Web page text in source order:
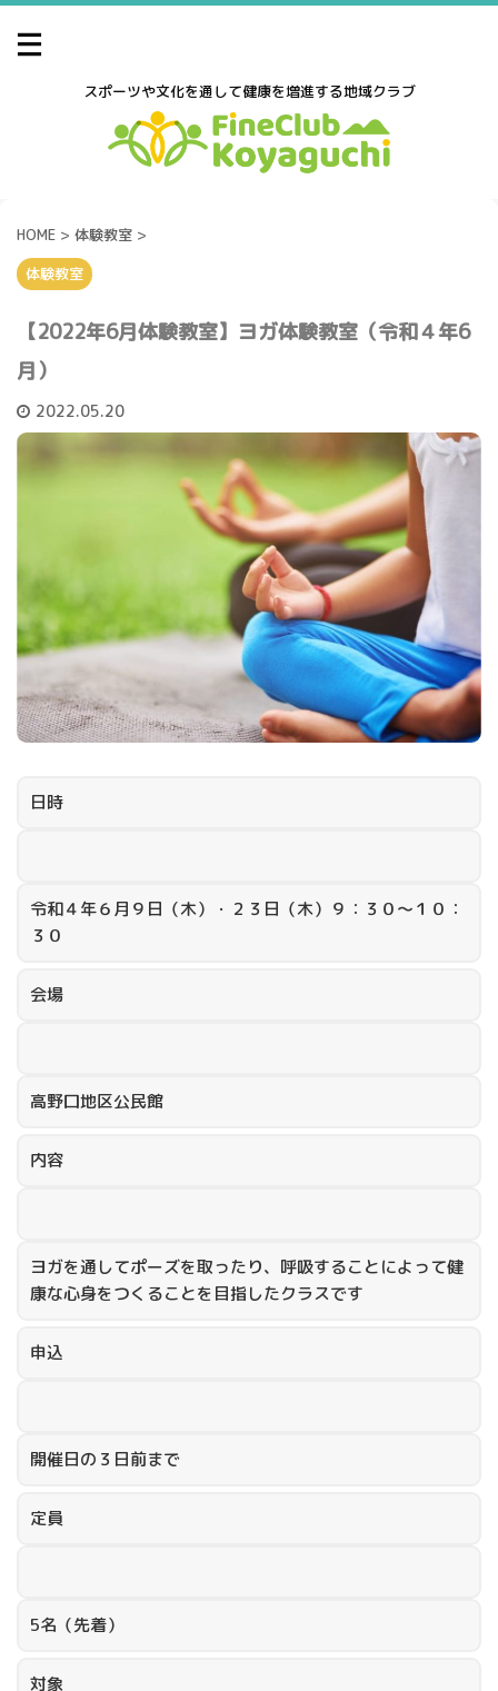
スポーツや文化を通して健康を増進する地域クラブ
HOME > 体験教室 >
体験教室
【2022年6月体験教室】ヨガ体験教室（令和４年6
月）
2022.05.20
日時
令和４年６月９日（木）・２３日（木）９：３０～１０：
３０
会場
高野口地区公民館
内容
ヨガを通してポーズを取ったり、呼吸することによって健
康な心身をつくることを目指したクラスです
申込
開催日の３日前まで
定員
5名（先着）
対象